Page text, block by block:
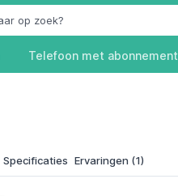
Telefoon met abonnement
Specificaties Ervaringen (1)